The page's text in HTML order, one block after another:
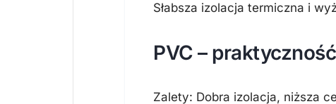
Słabsza izolacja termiczna i
PVC –
Zalety: Dobra izolacja, niższa